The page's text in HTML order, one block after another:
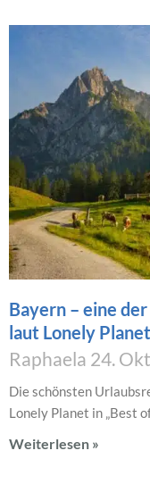
Bayern – eine
laut Lonely Planet
Raphaela 24.
Die schönsten
Lonely Planet in „Best
Weiterlesen »